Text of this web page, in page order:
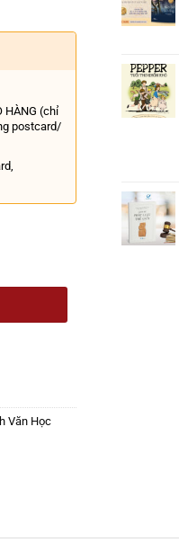
HÀNG (chỉ
postcard/
Mỹ Thuận – Liên Việt
Văn Học